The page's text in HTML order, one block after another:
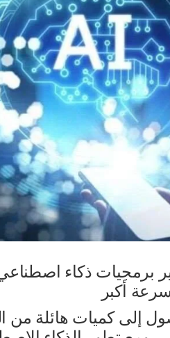
برمجيات ذكاء
أكبر
إلى كميات هائلة من